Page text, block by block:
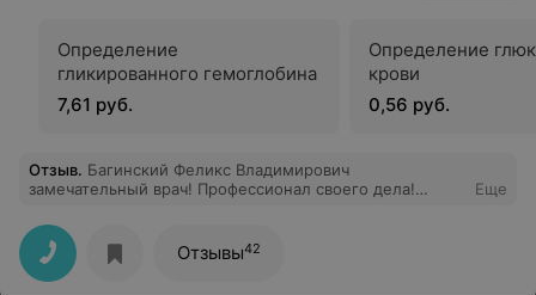
Определение
гликированного гемоглобина
7,61 руб.
Определение
крови
0,56 руб.
Отзыв. Багинский Феликс Владимирович
замечательный врач! Профессионал своего дела!
обьясняет! Такой врач меняет оношение и веру во
врачей в лучшую сторону. Выражаю ему огромную
благодарность!
Еще
Отзывы42